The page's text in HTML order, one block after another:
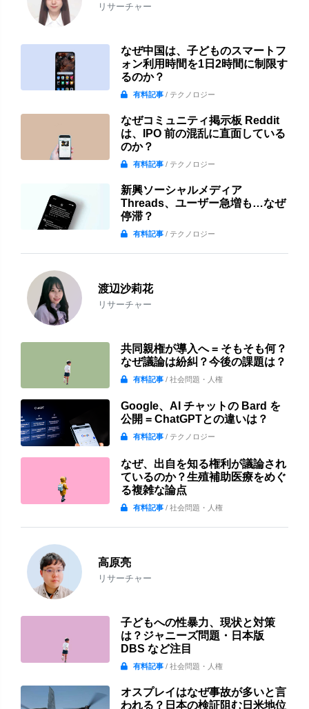
リサーチャー
なぜ中国は、子どものスマートフ
ォン利用時間を1日2時間に制限す
るのか？
有料記事/ テクノロジー
なぜコミュニティ掲示板 Reddit
は、IPO 前の混乱に直面している
のか？
有料記事/ テクノロジー
新興ソーシャルメディア
Threads、ユーザー急増も…なぜ
停滞？
有料記事/ テクノロジー
渡辺沙莉花
リサーチャー
共同親権が導入へ = そもそも何？
なぜ議論は紛糾？今後の課題は？
有料記事/ 社会問題・人権
Google、AI チャットの Bard を
公開 = ChatGPTとの違いは？
有料記事/ テクノロジー
なぜ、出自を知る権利が議論され
ているのか？生殖補助医療をめぐ
る複雑な論点
有料記事/ 社会問題・人権
高原亮
リサーチャー
子どもへの性暴力、現状と対策
は？ジャニーズ問題・日本版
DBS など注目
有料記事/ 社会問題・人権
オスプレイはなぜ事故が多いと言
われる？日本の検証阻む日米地位